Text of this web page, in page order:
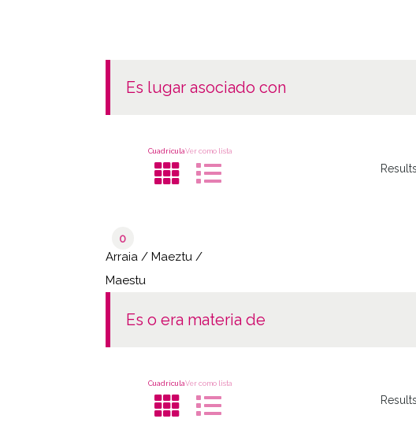
es lugar asociado con
CuadrículaVer como lista
0
Arraia / Maeztu /
Maestu
es o era materia de
CuadrículaVer como lista